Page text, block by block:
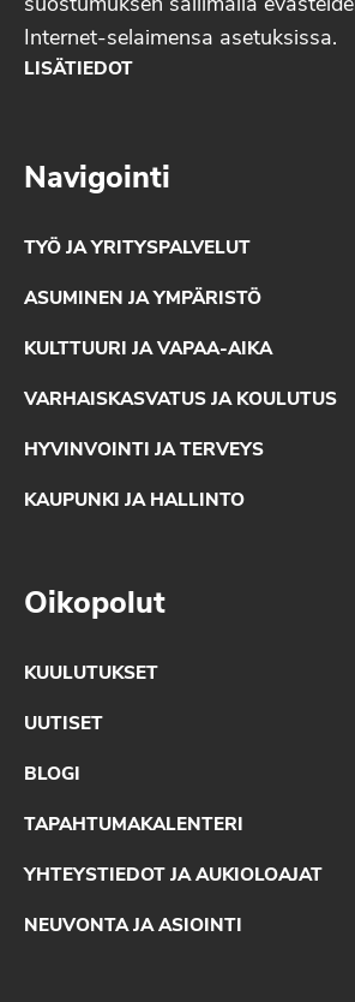
suostumuksen sallimalla
Internet-selaimensa asetuksissa.
LISÄTIEDOT
Navigointi
TYÖ JA YRITYSPALVELUT
ASUMINEN JA YMPÄRISTÖ
KULTTUURI JA VAPAA-AIKA
VARHAISKASVATUS JA KOULUTUS
HYVINVOINTI JA TERVEYS
KAUPUNKI JA HALLINTO
Oikopolut
KUULUTUKSET
UUTISET
BLOGI
TAPAHTUMAKALENTERI
YHTEYSTIEDOT JA AUKIOLOAJAT
NEUVONTA JA ASIOINTI